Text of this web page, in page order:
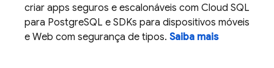
criar apps seguros e escalonáveis com Cloud SQL
para PostgreSQL e SDKs para dispositivos móveis
e Web com segurança de tipos. Saiba mais